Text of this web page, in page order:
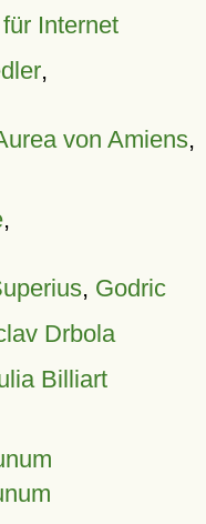
Internet
,
von Amiens,
,
, Godric
Drbola
Billiart